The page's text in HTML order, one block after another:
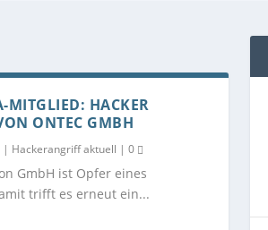
MITGLIED: HACKER
ONTEC GMBH
| Hackerangriff aktuell | 0
GmbH ist Opfer eines
trifft es erneut ein...